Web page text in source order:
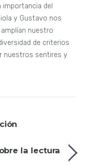
del
y Gustavo nos
nuestro
de criterios
nuestros sentires y
la lectura